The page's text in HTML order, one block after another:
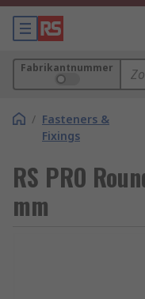
Fabrikantnummer
/ Fasteners &
Fixings
RS PRO
mm